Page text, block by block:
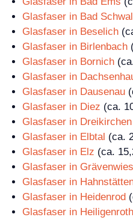
Glasfaser in Bad
Glasfaser in Beselich
Glasfaser in Birlenbach
Glasfaser in Bornich
Glasfaser in
Glasfaser in Dausenau
Glasfaser in Diez (ca.
Glasfaser in Dreikirchen
Glasfaser in Elbtal (ca.
Glasfaser in Elz (ca.
Glasfaser in
Glasfaser in
Glasfaser in Heidenrod
Glasfaser in Heiligenroth